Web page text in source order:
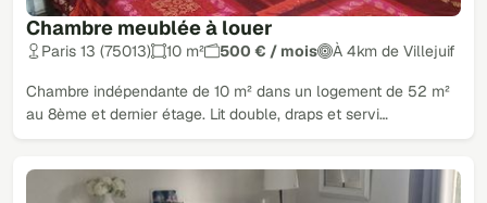
Chambre meublée à louer
Paris 13 (75013) 10 m² 500 € / mois À 4km de Villejuif
Chambre indépendante de 10 m² dans un logement de 52 m²
au 8ème et dernier étage. Lit double, draps et servi…